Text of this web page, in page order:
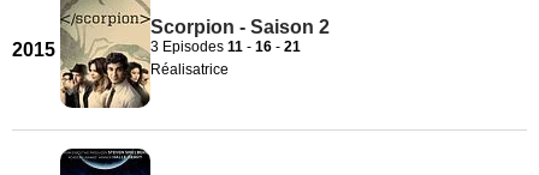
2015
Scorpion - Saison 2
3 Episodes 11 - 16 - 21
Réalisatrice